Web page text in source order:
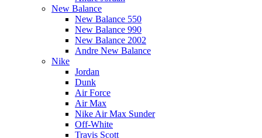
New Balance
New Balance 550
New Balance 990
New Balance 2002
Andre New Balance
Nike
Jordan
Dunk
Air Force
Air Max
Nike Air Max Sunder
Off-White
Travis Scott